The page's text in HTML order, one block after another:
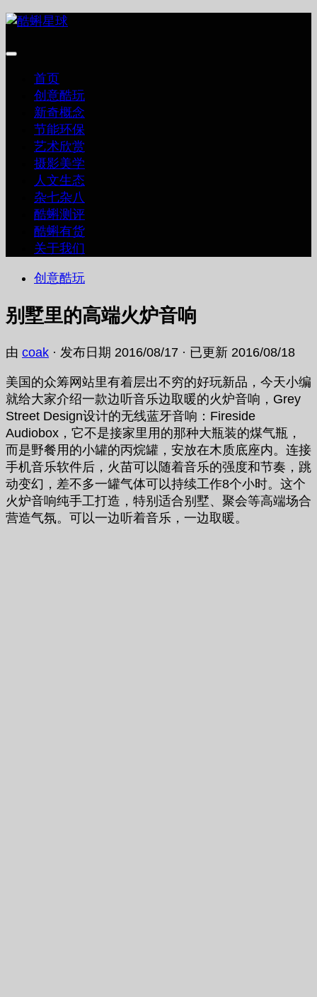
跳
内
首页
创意酷玩
新奇概念
节能环保
艺术欣赏
摄影美学
人文生态
杂七杂八
酷蝌测评
酷蝌有货
关于我们
创意酷玩
别墅里的高端火炉音响
由 coak · 发布日期 2016/08/17 · 已更新 2016/08/18
美国的众筹网站里有着层出不穷的好玩新品，今天小编
就给大家介绍一款边听音乐边取暖的火炉音响，Grey
Street Design设计的无线蓝牙音响：Fireside
Audiobox，它不是接家里用的那种大瓶装的煤气瓶，
而是野餐用的小罐的丙烷罐，安放在木质底座内。连接
手机音乐软件后，火苗可以随着音乐的强度和节奏，跳
动变幻，差不多一罐气体可以持续工作8个小时。这个
火炉音响纯手工打造，特别适合别墅、聚会等高端场合
营造气氛。可以一边听着音乐，一边取暖。